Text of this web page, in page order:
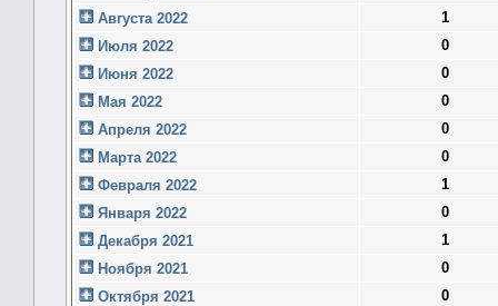
Августа 2022
1
Июля 2022
0
Июня 2022
0
Мая 2022
0
Апреля 2022
0
Марта 2022
0
Февраля 2022
1
Января 2022
0
Декабря 2021
1
Ноября 2021
0
Октября 2021
0